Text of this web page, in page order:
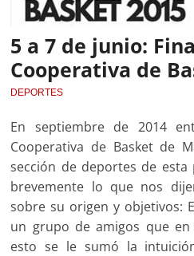
5 a 7 de junio:
Cooperativa de
DEPORTES
En septiembre de 2014
Cooperativa de Basket de
sección de deportes de esta
brevemente lo que nos
sobre su origen y objetivos:
un grupo de amigos que
esto se le sumó la